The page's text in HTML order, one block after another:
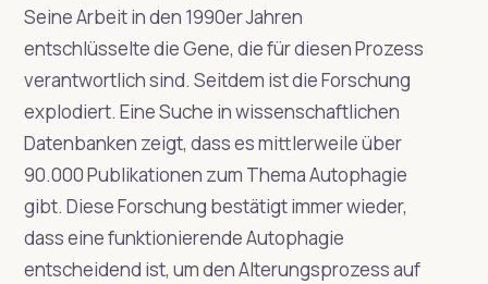
Seine Arbeit in den 1990er Jahren
entschlüsselte die Gene, die für diesen Prozess
verantwortlich sind. Seitdem ist die Forschung
explodiert. Eine Suche in wissenschaftlichen
Datenbanken zeigt, dass es mittlerweile über
90.000 Publikationen zum Thema Autophagie
gibt. Diese Forschung bestätigt immer wieder,
dass eine funktionierende Autophagie
entscheidend ist, um den Alterungsprozess auf